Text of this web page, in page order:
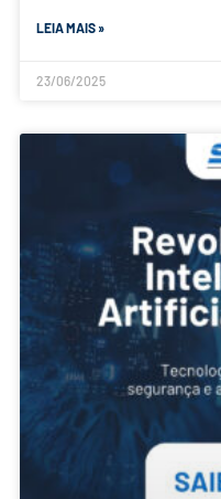
LEIA MAIS »
23/06/2025